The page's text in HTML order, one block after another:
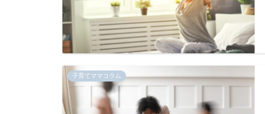
子育てママコラム